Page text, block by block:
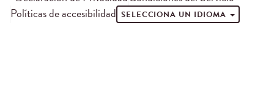
Políticas de accesibilidad SELECCIONA UN IDIOMA